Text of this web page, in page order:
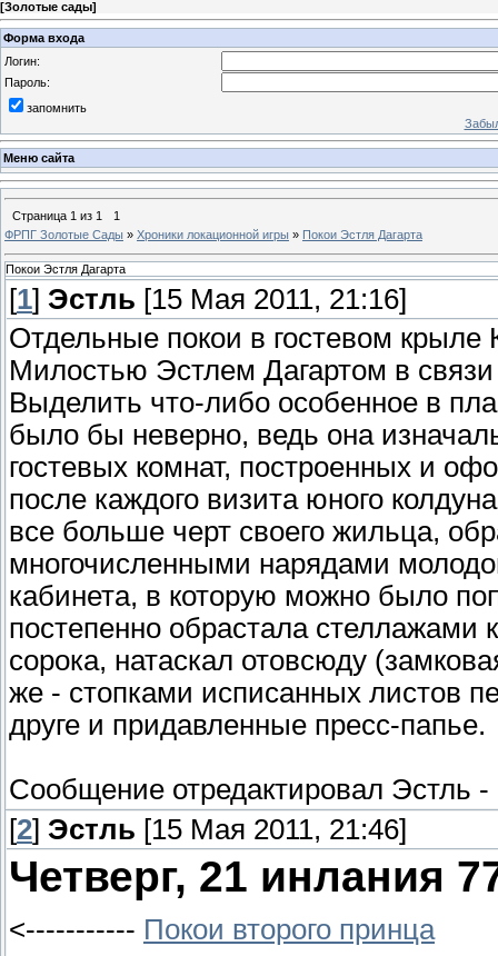
[Золотые сады]
Форма входа
Логин:
Пароль:
запомнить
Меню сайта
Страница 1 из 1
1
ФРПГ Золотые Сады » Хроники локационной игры » Покои Эстля Дагарта
Покои Эстля Дагарта
[1] Эстль [15 Мая 2011, 21:16]
Отдельные покои в гостевом крыле
Милостью Эстлем Дагартом в
Выделить что-либо особенное в
было бы неверно, ведь она
гостевых комнат, построенных и
после каждого визита юного
все больше черт своего жильца,
многочисленными нарядами
кабинета, в которую можно было
постепенно обрастала стеллажами
сорока, натаскал отовсюду
же - стопками исписанных листов
друге и придавленные пресс-папье.
Сообщение отредактировал Эстль -
[2] Эстль [15 Мая 2011, 21:46]
Четверг, 21 инлания
<----------- Покои второго принца